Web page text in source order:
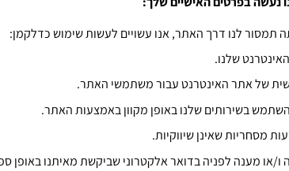
תמסור לנו דרך האתר,אנו עשויים לעשות שימוש כדלקמן:
שלנו.
של אתר האינטרנט עבור משתמשי האתר.
בשירותים שלנו באופן מקוון באמצעות האתר.
מסחריות שאינן שיווקיות.
ו/או מענה לפניה בדואר אלקטרוני שביקשת מאיתנו באופן